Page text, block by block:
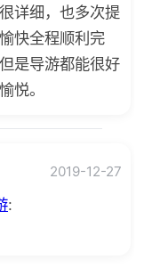
详细，也多次提
快全程顺利完
是导游都能很好
悦。
2019-12-27
: